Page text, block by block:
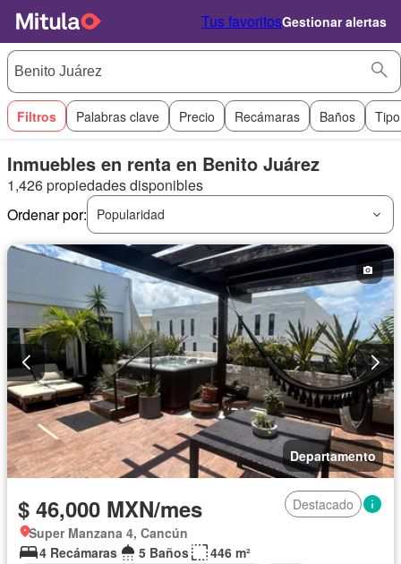
Tus favoritosGestionar alertas
Filtros Palabras clave Precio Recámaras Baños
Inmuebles en renta en Benito Juárez
1,426 propiedades disponibles
Ordenar por:
Popularidad
Departamento
$ 46,000 MXN/mes
Destacado
Super Manzana 4, Cancún
4 Recámaras
5 Baños
446 m²